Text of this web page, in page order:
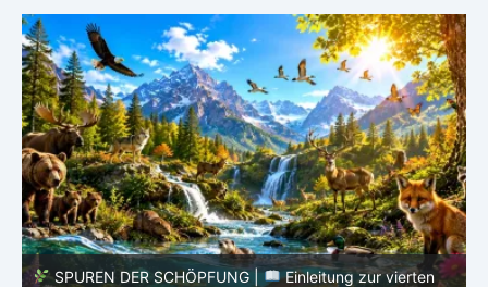
SPUREN DER SCHÖPFUNG |
Episode 8 – Leben im
Verborgenen – Was Fische uns lehren |
Leben im